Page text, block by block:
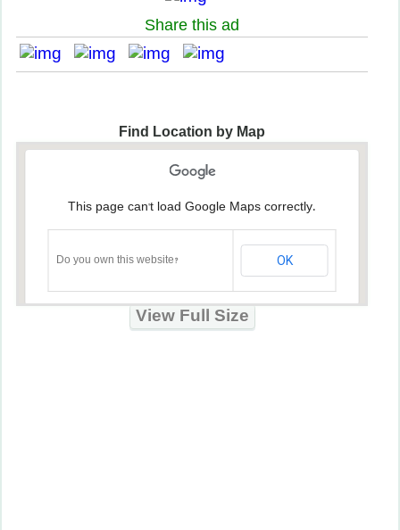
Share this ad
Find Location by Map
This page can't load Google Maps correctly.
Do you own this website? OK
View Full Size